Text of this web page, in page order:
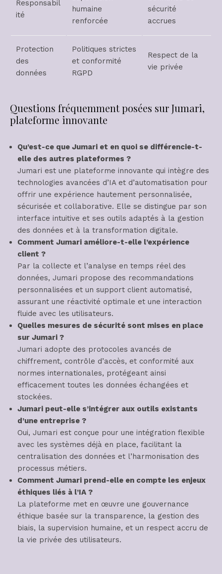
Responsabil
ité
humaine
renforcée
sécurité
accrues
Protection
des
données
Politiques strictes
et conformité
RGPD
Respect de la
vie privée
Questions fréquemment posées sur Jumari,
plateforme innovante
Qu’est-ce que Jumari et en quoi se différencie-t-
elle des autres plateformes ?
Jumari est une plateforme innovante qui intègre des
technologies avancées d’IA et d’automatisation pour
offrir une expérience hautement personnalisée,
sécurisée et collaborative. Elle se distingue par son
interface intuitive et ses outils adaptés à la gestion
des données et à la transformation digitale.
Comment Jumari améliore-t-elle l’expérience
client ?
Par la collecte et l’analyse en temps réel des
données, Jumari propose des recommandations
personnalisées et un support client automatisé,
assurant une réactivité optimale et une interaction
fluide avec les utilisateurs.
Quelles mesures de sécurité sont mises en place
sur Jumari ?
Jumari adopte des protocoles avancés de
chiffrement, contrôle d’accès, et conformité aux
normes internationales, protégeant ainsi
efficacement toutes les données échangées et
stockées.
Jumari peut-elle s’intégrer aux outils existants
d’une entreprise ?
Oui, Jumari est conçue pour une intégration flexible
avec les systèmes déjà en place, facilitant la
centralisation des données et l’harmonisation des
processus métiers.
Comment Jumari prend-elle en compte les enjeux
éthiques liés à l’IA ?
La plateforme met en œuvre une gouvernance
éthique basée sur la transparence, la gestion des
biais, la supervision humaine, et un respect accru de
la vie privée des utilisateurs.